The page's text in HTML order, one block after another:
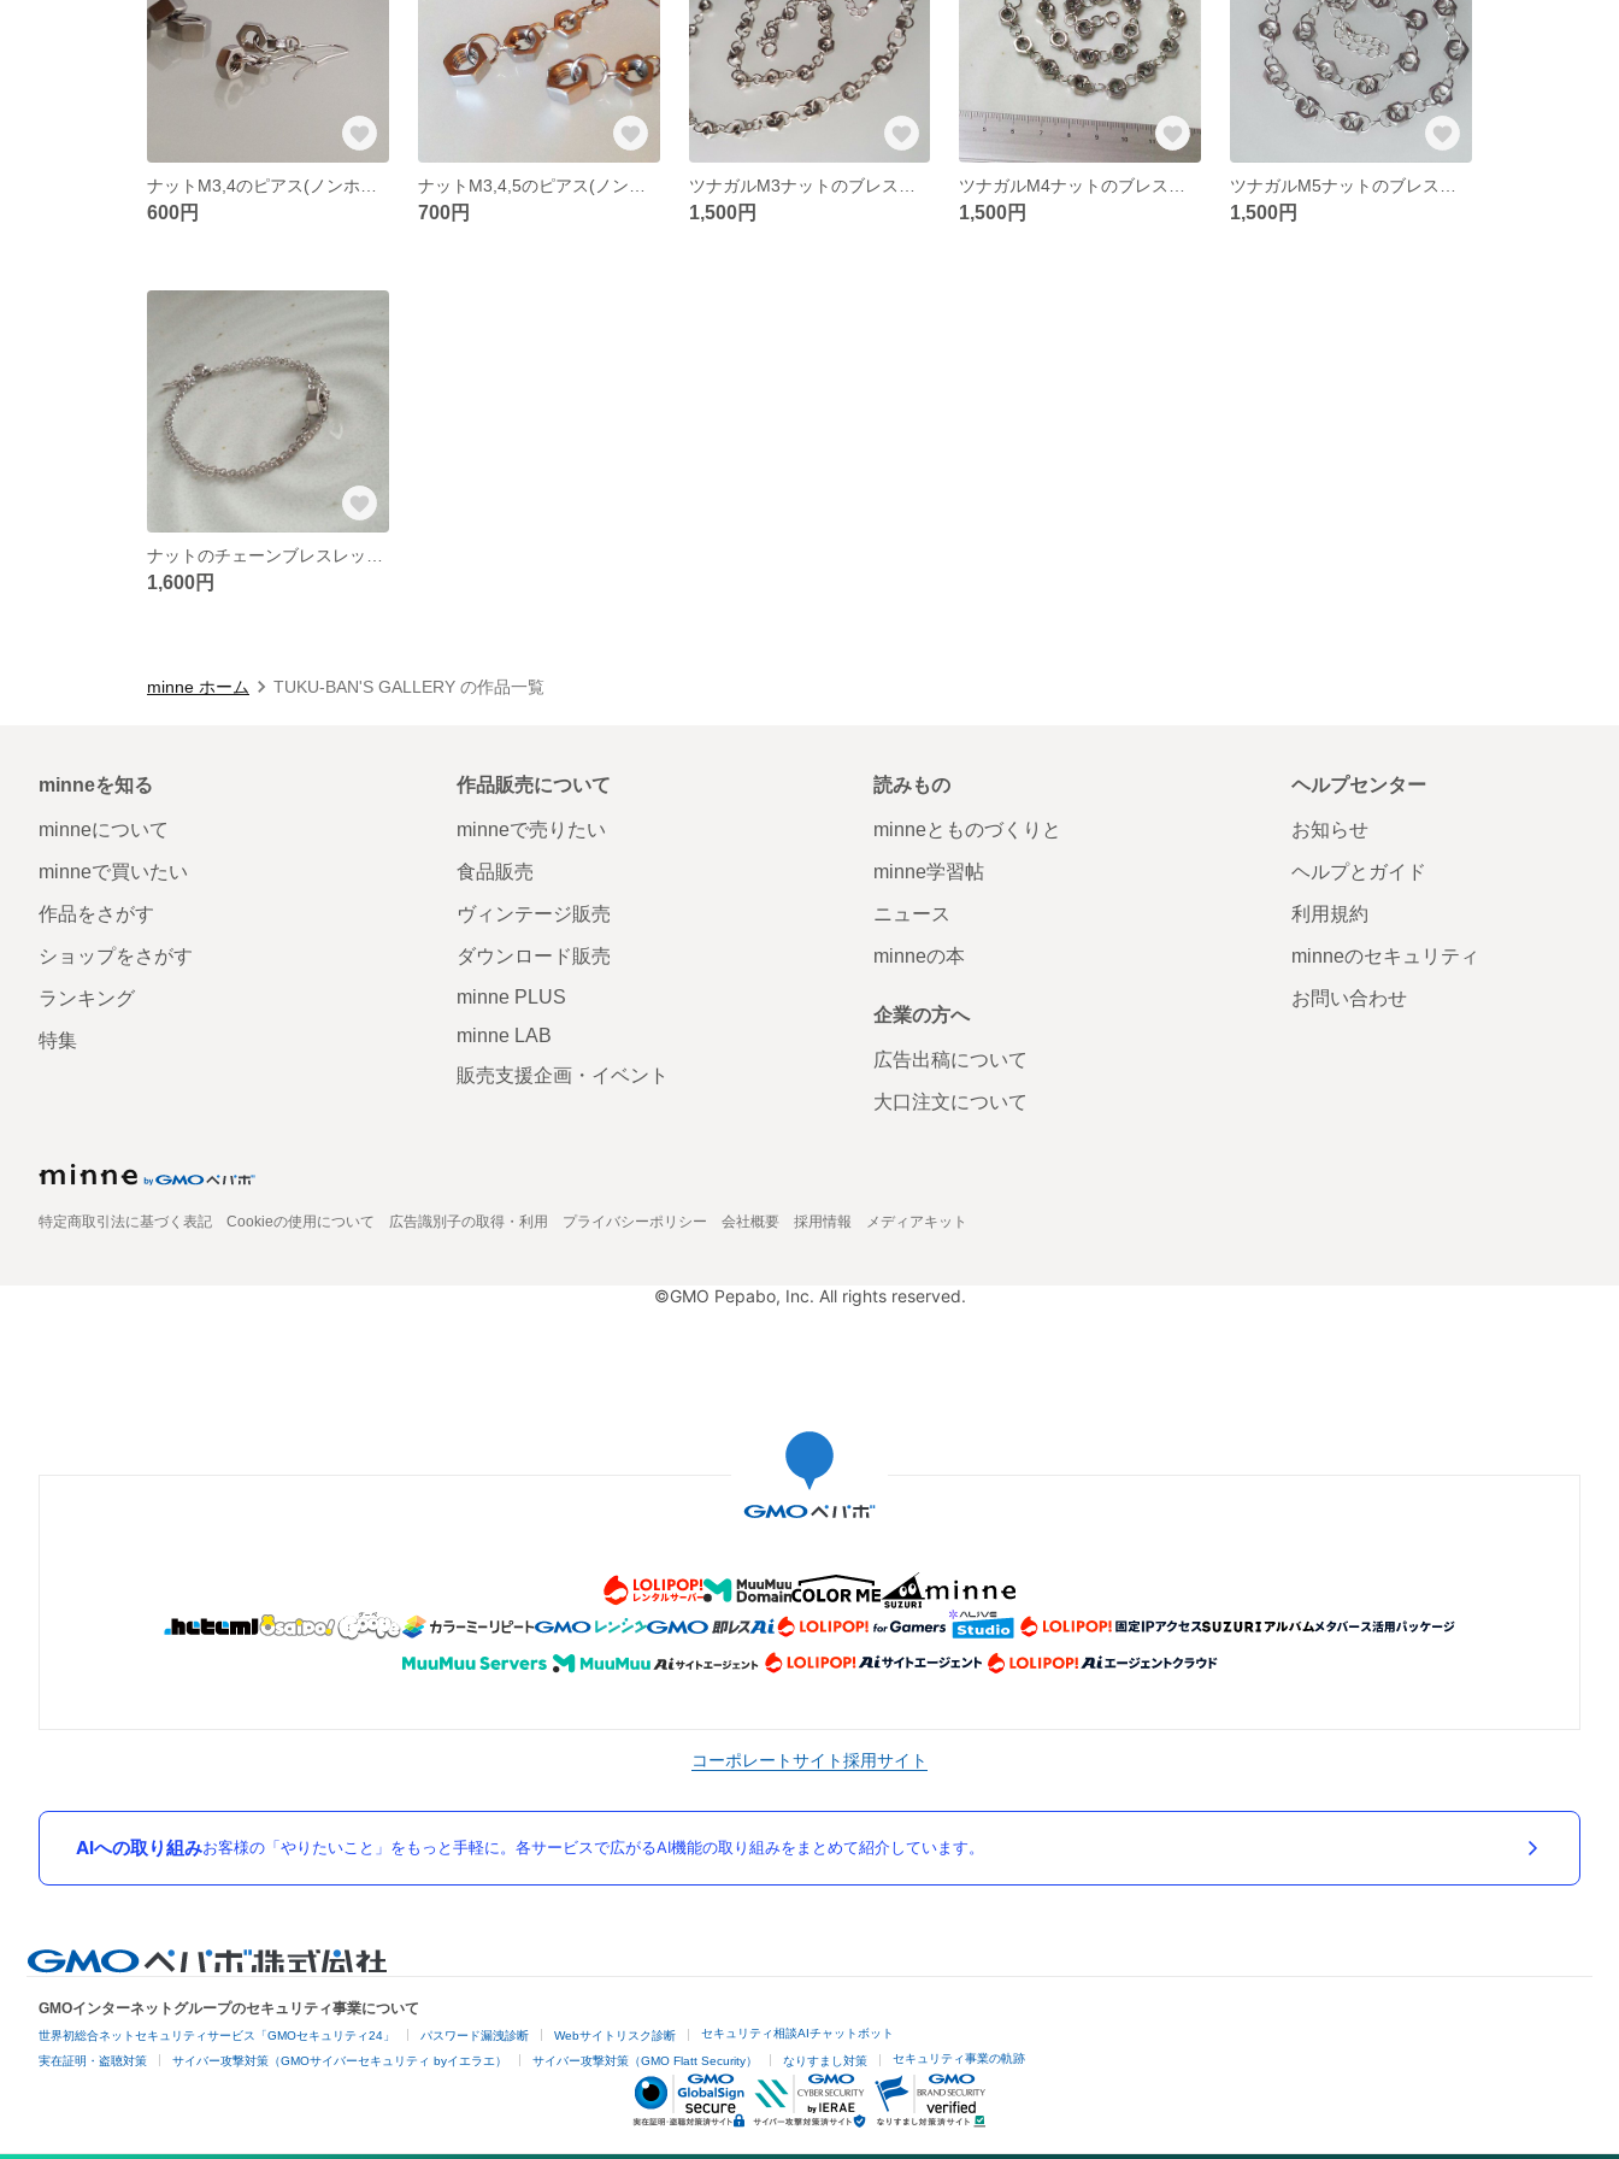
600円 700円 1,500円 1,500円 1,500円
1,600円
minne ホーム TUKU-BAN'S GALLERY の作品一覧
minneを知る
minneについて
minneで買いたい
作品をさがす
ショップをさがす
ランキング
特集
作品販売について
minneで売りたい
食品販売
ヴィンテージ販売
ダウンロード販売
minne PLUS
minne LAB
販売支援企画・イベント
読みもの
minneとものづくりと
minne学習帖
ニュース
minneの本
企業の方へ
広告出稿について
大口注文について
ヘルプセンター
お知らせ
ヘルプとガイド
利用規約
minneのセキュリティ
お問い合わせ
特定商取引法に基づく表記 Cookieの使用について 広告識別子の取得・利用 プライバシーポリシー 会社概要 採用情報 メディアキット
©GMO Pepabo, Inc. All rights reserved.
コーポレートサイト採用サイト
AIへの取り組みお客様の「やりたいこと」をもっと手軽に。各サービスで広がるAI機能の取り組みをまとめて紹介しています。
GMOインターネットグループのセキュリティ事業について
世界初総合ネットセキュリティサービス「GMOセキュリティ24」 パスワード漏洩診断 Webサイトリスク診断 セキュリティ相談AIチャットボット
実在証明・盗聴対策 サイバー攻撃対策（GMOサイバーセキュリティ byイエラエ） サイバー攻撃対策（GMO Flatt Security） なりすまし対策 セキュリティ事業の軌跡